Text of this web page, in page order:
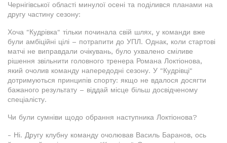
Чернігівської області минулої осені та поділився планами на
другу частину сезону:
Хоча "Кудрівка" тільки починала свій шлях, у команди вже
були амбіційні цілі – потрапити до УПЛ. Однак, коли стартові
матчі не виправдали очікувань, було ухвалено сміливе
рішення звільнити головного тренера Романа Локтіонова,
який очолив команду напередодні сезону. У "Кудрівці"
дотримуються принципів спорту: якщо не вдалося досягти
бажаного результату – віддай місце більш досвідченому
спеціалісту.
Чи були сумніви щодо обрання наступника Локтіонова?
- Ні. Другу клубну команду очолював Василь Баранов, ось